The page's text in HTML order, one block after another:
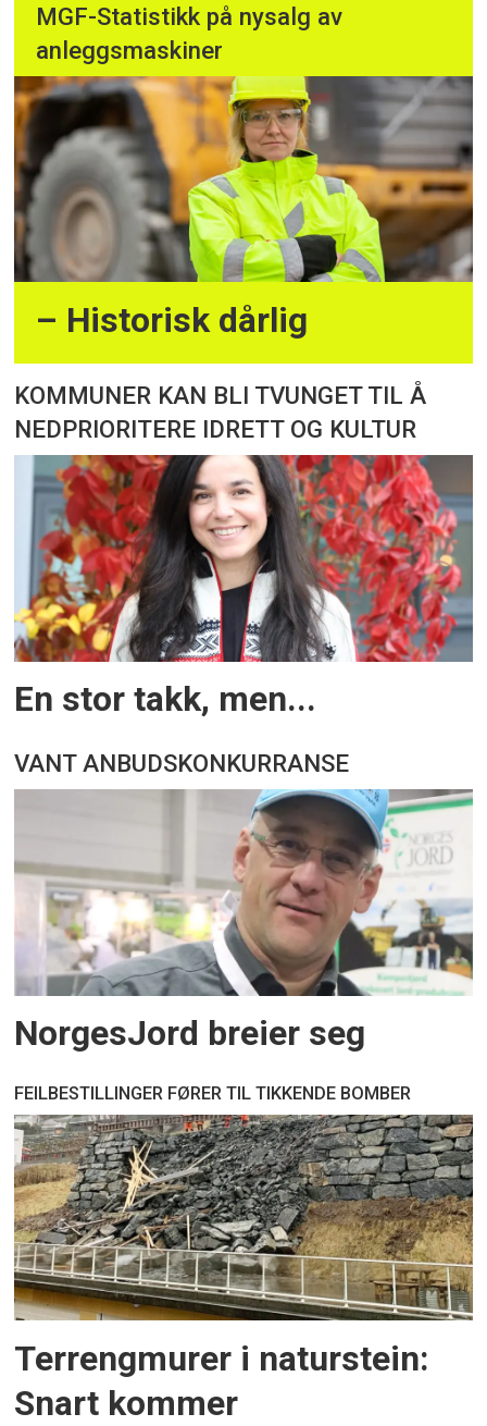
MGF-Statistikk på nysalg av
anleggsmaskiner
– Historisk dårlig
KOMMUNER KAN BLI TVUNGET TIL Å
NEDPRIORITERE IDRETT OG KULTUR
En stor takk, men...
VANT ANBUDSKONKURRANSE
NorgesJord breier seg
FEILBESTILLINGER FØRER TIL TIKKENDE BOMBER
Terrengmurer i naturstein:
Snart kommer